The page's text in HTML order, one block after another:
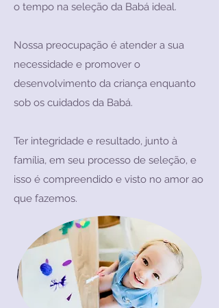
o tempo na seleção da Babá ideal.
Nossa preocupação é atender a sua
necessidade e promover o
desenvolvimento da criança enquanto
sob os cuidados da Babá.
Ter integridade e resultado, junto à
família, em seu processo de seleção, e
isso é compreendido e visto no amor ao
que fazemos.